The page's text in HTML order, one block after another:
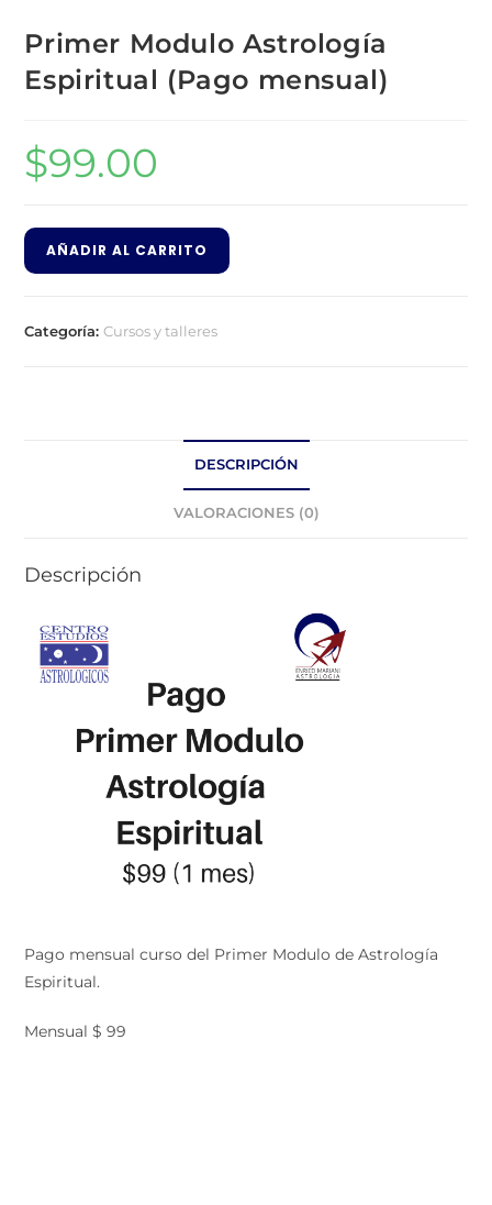
Primer Modulo Astrología
Espiritual (Pago mensual)
$99.00
AÑADIR AL CARRITO
Categoría:Cursos y talleres
DESCRIPCIÓN
VALORACIONES (0)
Descripción
Pago mensual curso del Primer Modulo de Astrología
Espiritual.
Mensual $ 99